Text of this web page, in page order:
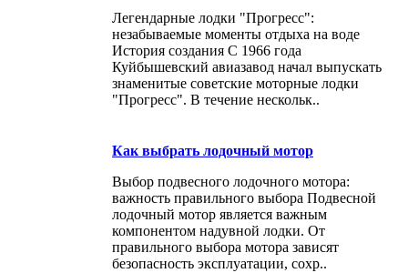
Легендарные лодки "Прогресс":
незабываемые моменты отдыха на воде
История создания С 1966 года
Куйбышевский авиазавод начал выпускать
знаменитые советские моторные лодки
"Прогресс". В течение нескольк..
Как выбрать лодочный мотор
Выбор подвесного лодочного мотора:
важность правильного выбора Подвесной
лодочный мотор является важным
компонентом надувной лодки. От
правильного выбора мотора зависят
безопасность эксплуатации, сохр..